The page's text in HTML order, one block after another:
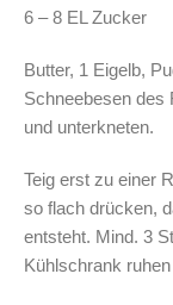
6 – 8 EL Zucker
Butter, 1 Eigelb,
Schneebesen des
und unterkneten.
Teig erst zu einer
so flach drücken,
entsteht. Mind. 3
Kühlschrank